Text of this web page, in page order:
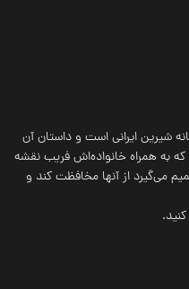
شیرین ایرانی است و داستان آن
به همراه خانواده‌اش فریب نقشه
می‌گیرد از آنها مخافظت کند و